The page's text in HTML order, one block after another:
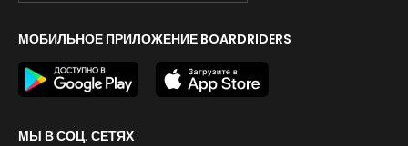
МОБИЛЬНОЕ ПРИЛОЖЕНИЕ BOARDRIDERS
МЫ В СОЦ. СЕТЯХ